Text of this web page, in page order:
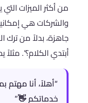
من أكثر الميزات
والشركات هي
جاهزة، بدلاً من ترك
أبتدي الكلام؟”.
“أهلاً، أنا مهتم
خدماتكم 👋”